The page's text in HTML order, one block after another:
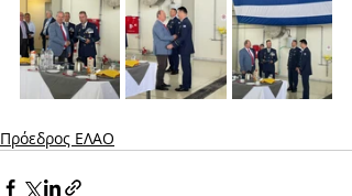
Πρόεδρος ΕΛΑΟ